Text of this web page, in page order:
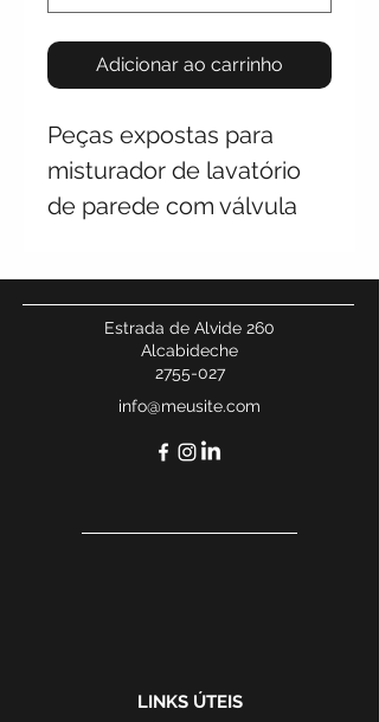
Adicionar ao carrinho
Peças expostas para
misturador de lavatório
de parede com válvula
de 220 mm
Estrada de Alvide 260
Alcabideche
2755-027
info@meusite.com
LINKS ÚTEIS